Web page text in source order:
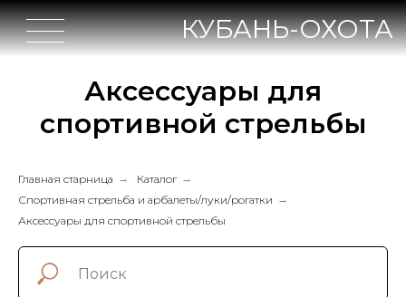
КУБАНЬ-ОХОТА
Аксессуары для
спортивной стрельбы
Главная старница → Каталог →
Спортивная стрельба и арбалеты/луки/рогатки →
Аксессуары для спортивной стрельбы